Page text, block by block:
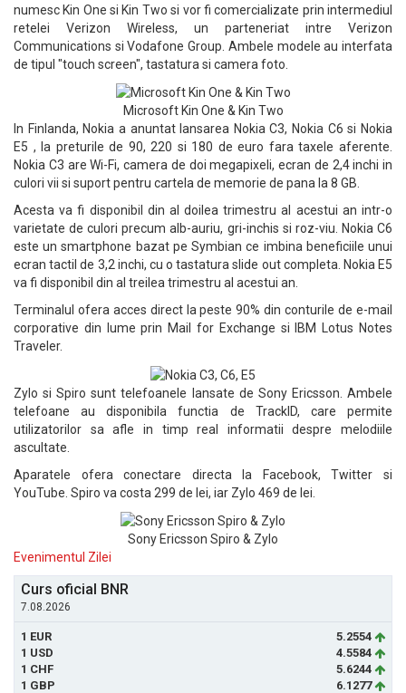
numesc Kin One si Kin Two si vor fi comercializate prin intermediul
retelei Verizon Wireless, un parteneriat intre Verizon
Communications si Vodafone Group. Ambele modele au interfata
de tipul "touch screen", tastatura si camera foto.
Microsoft Kin One & Kin Two
In Finlanda, Nokia a anuntat lansarea Nokia C3, Nokia C6 si Nokia
E5 , la preturile de 90, 220 si 180 de euro fara taxele aferente.
Nokia C3 are Wi-Fi, camera de doi megapixeli, ecran de 2,4 inchi in
culori vii si suport pentru cartela de memorie de pana la 8 GB.
Acesta va fi disponibil din al doilea trimestru al acestui an intr-o
varietate de culori precum alb-auriu, gri-inchis si roz-viu. Nokia C6
este un smartphone bazat pe Symbian ce imbina beneficiile unui
ecran tactil de 3,2 inchi, cu o tastatura slide out completa. Nokia E5
va fi disponibil din al treilea trimestru al acestui an.
Terminalul ofera acces direct la peste 90% din conturile de e-mail
corporative din lume prin Mail for Exchange si IBM Lotus Notes
Traveler.
Zylo si Spiro sunt telefoanele lansate de Sony Ericsson. Ambele
telefoane au disponibila functia de TrackID, care permite
utilizatorilor sa afle in timp real informatii despre melodiile
ascultate.
Aparatele ofera conectare directa la Facebook, Twitter si
YouTube. Spiro va costa 299 de lei, iar Zylo 469 de lei.
Sony Ericsson Spiro & Zylo
Evenimentul Zilei
Curs oficial BNR
7.08.2026
1 EUR
5.2554
1 USD
4.5584
1 CHF
5.6244
1 GBP
6.1277